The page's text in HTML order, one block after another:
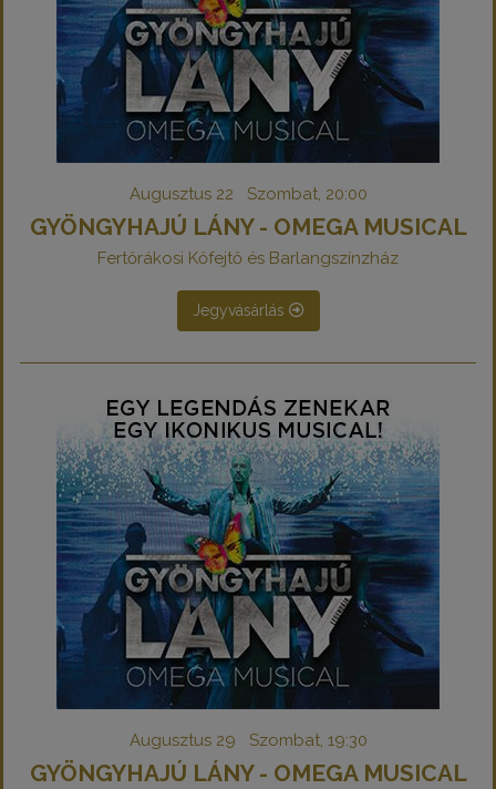
Augusztus 22 Szombat, 20:00
GYÖNGYHAJÚ LÁNY - OMEGA MUSICAL
Fertőrákosi Kőfejtő és Barlangszínzház
Jegyvásárlás
Augusztus 29 Szombat, 19:30
GYÖNGYHAJÚ LÁNY - OMEGA MUSICAL